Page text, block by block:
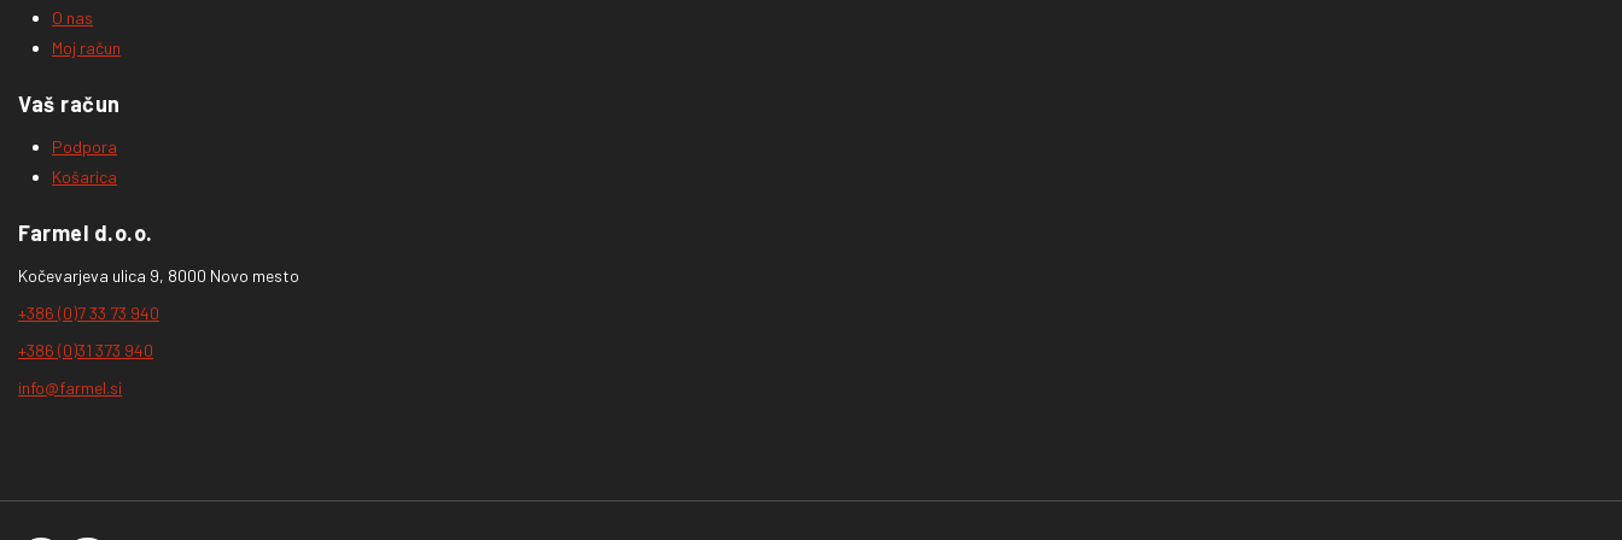
O nas
Moj račun
Vaš račun
Podpora
Košarica
Farmel d.o.o.
Kočevarjeva ulica 9, 8000 Novo mesto
+386 (0)7 33 73 940
+386 (0)31 373 940
info@farmel.si